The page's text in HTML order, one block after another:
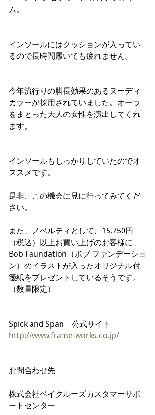
ム。
インソールにはクッションが入ってい
るので長時間履いても疲れません。
今年流行りの脚長効果のあるヌーディ
カラーが採用されていました。オーラ
をまとった大人の女性を演出してくれ
ます。
インソールもしっかりしていたのでオ
ススメです。
是非、この機会に見に行ってみてくだ
さい。
また、ノベルティとして、15,750円
（税込）以上お買い上げのお客様に
Bob Faundation（ボブ ファンデーショ
ン）のイラストが入ったオリジナル付
箋紙をプレゼントしているそうです。
（数量限定）
Spick and Span　公式サイト
http://www.frame-works.co.jp/
お問合わせ先
株式会社ベイクルーズカスタマーサポ
ートセンター